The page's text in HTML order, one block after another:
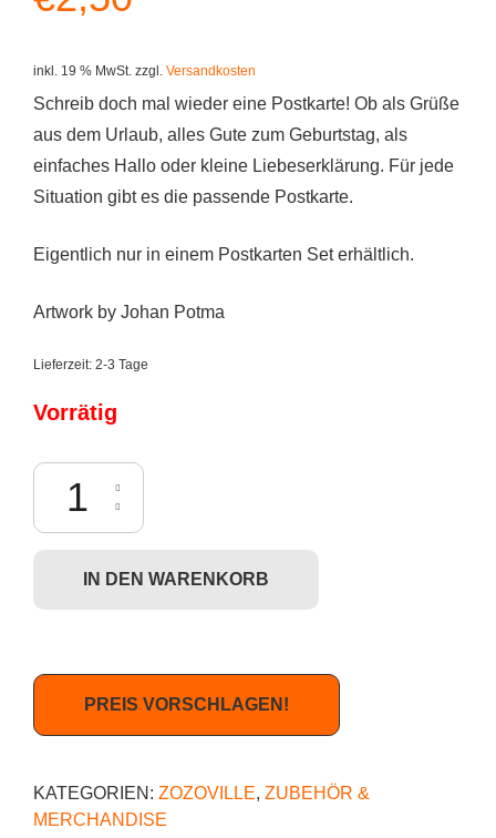
inkl. 19 % MwSt. zzgl. Versandkosten
Schreib doch mal wieder eine Postkarte! Ob als Grüße
aus dem Urlaub, alles Gute zum Geburtstag, als
einfaches Hallo oder kleine Liebeserklärung. Für jede
Situation gibt es die passende Postkarte.
Eigentlich nur in einem Postkarten Set erhältlich.
Artwork by Johan Potma
Lieferzeit: 2-3 Tage
Vorrätig
Zozoville - Walk of Life (Postkarte) Menge
IN DEN WARENKORB
PREIS VORSCHLAGEN!
KATEGORIEN: ZOZOVILLE, ZUBEHÖR &
MERCHANDISE